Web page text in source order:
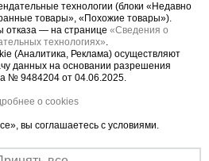
даже при
домкратами для
на неровных поверхностях
для максимальной
обрезиненных колеса
по принципу
флажковыми
технологии (блоки «Недавно
товары», «Похожие товары»).
отказа — на странице «Сведения о
технологиях»
(Аналитика, Реклама) осуществляют
данных на основании разрешения
№ 9484204 от 04.06.2025.
о cookies
вы соглашаетесь с условиями.